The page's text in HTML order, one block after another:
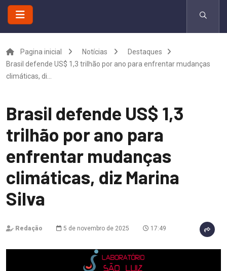
Pagina inicial Notícias
Destaques
Brasil defende US$ 1,3 trilhão por ano para enfrentar mudanças
climáticas, di...
Brasil defende US$ 1,3
trilhão por ano para
enfrentar mudanças
climáticas, diz Marina
Silva
Redação 5 de novembro de 2025 17:49